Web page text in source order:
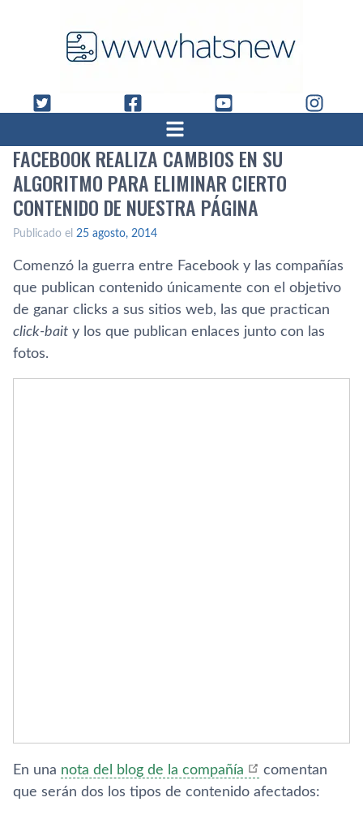
FACEBOOK REALIZA CAMBIOS EN SU
ALGORITMO PARA ELIMINAR CIERTO
CONTENIDO DE NUESTRA PÁGINA
Publicado el 25 agosto, 2014
Comenzó la guerra entre Facebook y las compañí­as
que publican contenido únicamente con el objetivo
de ganar clicks a sus sitios web, las que practican
click-bait y los que publican enlaces junto con las
fotos.
En una nota del blog de la compañí­a
comentan
que serán dos los tipos de contenido afectados: